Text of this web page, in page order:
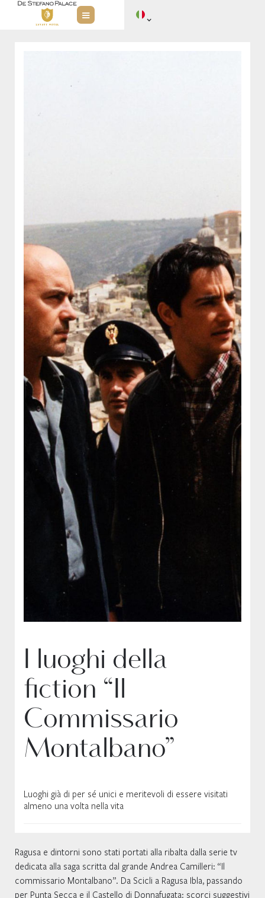
I luoghi della
fiction “Il
Commissario
Montalbano”
Luoghi già di per sé unici e meritevoli di essere visitati
almeno una volta nella vita
Ragusa e dintorni sono stati portati alla ribalta dalla serie tv
dedicata alla saga scritta dal grande Andrea Camilleri: “Il
commissario Montalbano”. Da Scicli a Ragusa Ibla, passando
per Punta Secca e il Castello di Donnafugata: scorci suggestivi